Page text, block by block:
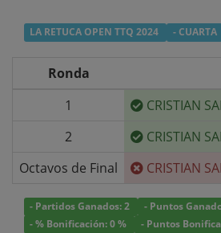
LA RETUCA OPEN TTQ 2024 - CUARTA
Ronda
1
CRISTIAN
2
CRISTIAN
Octavos de Final
CRISTIAN
- Partidos Ganados: 2
- Puntos
- % Bonificación: 0 %
- Puntos